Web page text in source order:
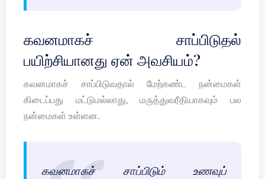
கவனமாகச் சாப்பிடுதல்
பயிற்சியானது ஏன் அவசியம்?
கவனமாகச் சாப்பிடுவதால் மேற்கண்ட நன்மைகள்
கிடைப்பது மட்டுமல்லாது, மருத்துவரீதியாகவும் பல
நன்மைகள் உள்ளன.
கவனமாகச் சாப்பிடும் உணவுப்